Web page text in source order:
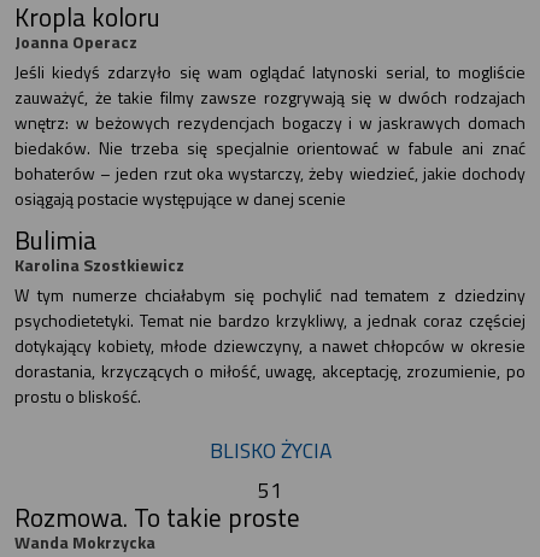
Kropla koloru
Joanna Operacz
Jeśli kiedyś zdarzyło się wam oglądać latynoski serial, to mogliście
zauważyć, że takie filmy zawsze rozgrywają się w dwóch rodzajach
wnętrz: w beżowych rezydencjach bogaczy i w jaskrawych domach
biedaków. Nie trzeba się specjalnie orientować w fabule ani znać
bohaterów – jeden rzut oka wystarczy, żeby wiedzieć, jakie dochody
osiągają postacie występujące w danej scenie
Bulimia
Karolina Szostkiewicz
W tym numerze chciałabym się pochylić nad tematem z dziedziny
psychodietetyki. Temat nie bardzo krzykliwy, a jednak coraz częściej
dotykający kobiety, młode dziewczyny, a nawet chłopców w okresie
dorastania, krzyczących o miłość, uwagę, akceptację, zrozumienie, po
prostu o bliskość.
BLISKO ŻYCIA
51
Rozmowa. To takie proste
Wanda Mokrzycka